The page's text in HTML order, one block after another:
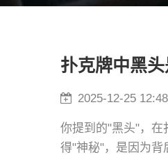
扑克牌中黑
2025-12-25
你提到的"黑头"，在
得"神秘"，是因为背